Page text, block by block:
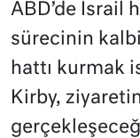
ABD’de İsrail
sürecinin
hattı kurmak
Kirby,